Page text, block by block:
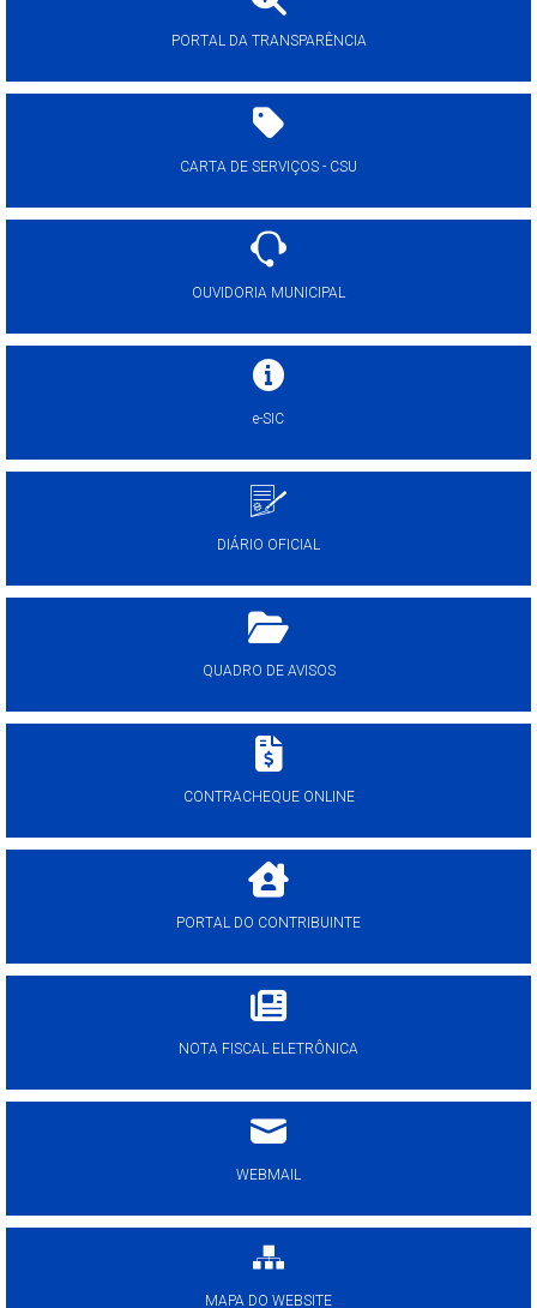
PORTAL DA TRANSPARÊNCIA
CARTA DE SERVIÇOS - CSU
OUVIDORIA MUNICIPAL
e-SIC
DIÁRIO OFICIAL
QUADRO DE AVISOS
CONTRACHEQUE ONLINE
PORTAL DO CONTRIBUINTE
NOTA FISCAL ELETRÔNICA
WEBMAIL
MAPA DO WEBSITE